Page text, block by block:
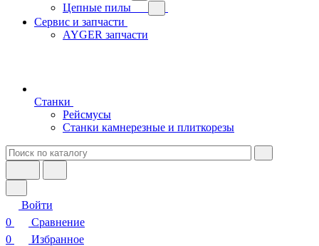
Цепные пилы
Сервис и запчасти
AYGER запчасти
Станки
Рейсмусы
Станки камнерезные и плиткорезы
Войти
0
Сравнение
0
Избранное